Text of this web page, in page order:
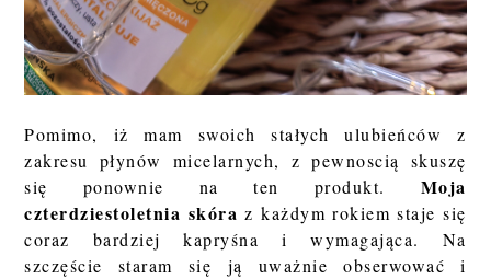
Pomimo, iż mam swoich stałych ulubieńców z
zakresu płynów micelarnych, z pewnoscią skuszę
się ponownie na ten produkt. Moja
czterdziestoletnia skóra z każdym rokiem staje się
coraz bardziej kapryśna i wymagająca. Na
szczęście staram się ją uważnie obserwować i